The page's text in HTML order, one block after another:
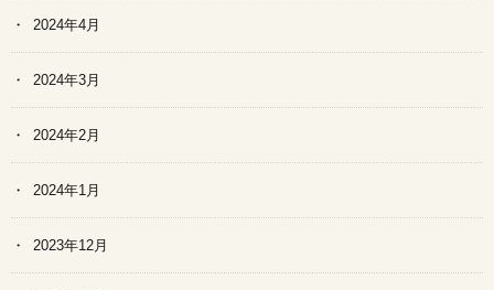
2024年4月
2024年3月
2024年2月
2024年1月
2023年12月